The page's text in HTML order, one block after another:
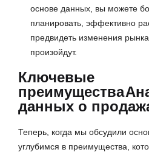
основе данных, вы можете
планировать, эффективно
предвидеть изменения
произойдут.
Ключевые
преимущества
данных о
Теперь, когда мы обсудили
углубимся в преимущества,